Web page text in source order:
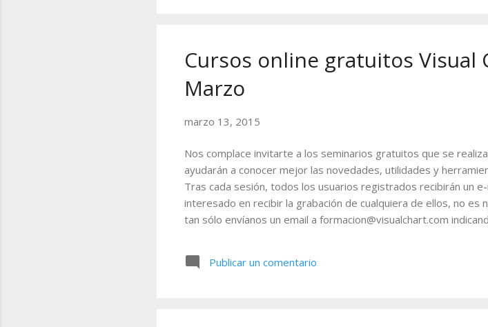
Cursos online gratuitos Visual
Marzo
marzo 13, 2015
Nos complace invitarte a los seminarios gratuitos que se
ayudarán a conocer mejor las novedades, utilidades y
Tras cada sesión, todos los usuarios registrados recibirán un
interesado en recibir la grabación de cualquiera de ellos, no
tan sólo envíanos un email a formacion@visualchart.com
http://bit.ly/1EagAhJ A través de este seminario, se muestran
ofrece Visual Chart para el seguimiento de la bolsa en tiempo
Publicar un comentario